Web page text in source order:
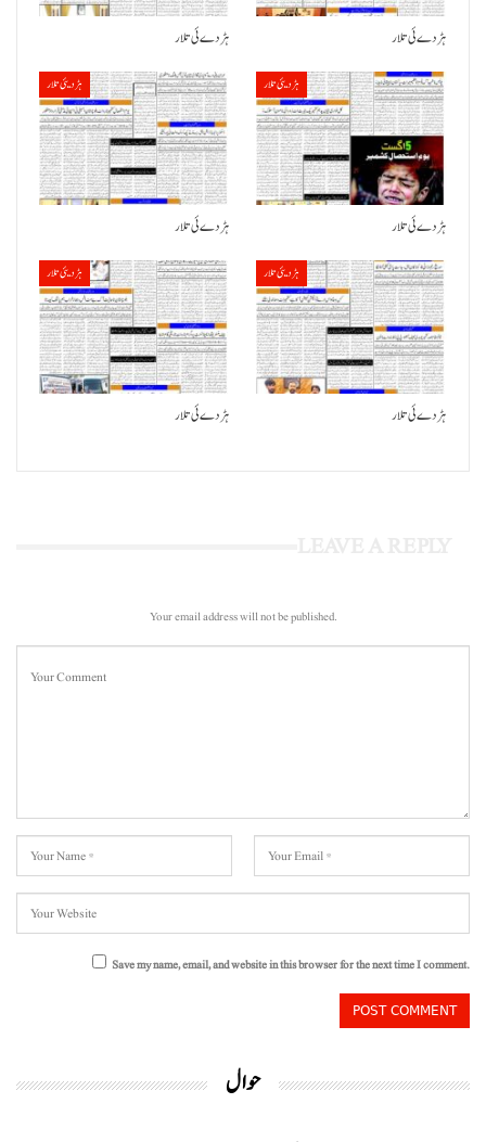
ہڑدے ئی تلار ہڑدے ئی تلار
ہڑدیئی تلار
ہڑدے ئی تلار
ہڑدیئی تلار
ہڑدے ئی تلار
ہڑدیئی تلار
ہڑدے ئی تلار
ہڑدیئی تلار
ہڑدے ئی تلار
Your email address will not be published.
Save my name, email, and website in this browser for the next time I comment.
حوال